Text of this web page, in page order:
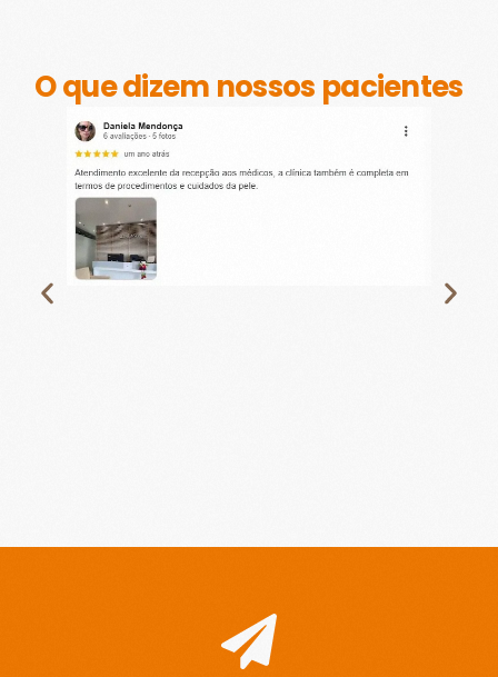
O que dizem nossos pacientes